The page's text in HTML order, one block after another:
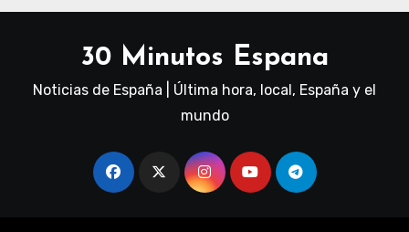
30 Minutos Espana
Noticias de España | Última hora, local, España y el
mundo